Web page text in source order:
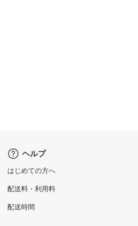
ヘルプ
はじめての方へ
配送料・利用料
配送時間